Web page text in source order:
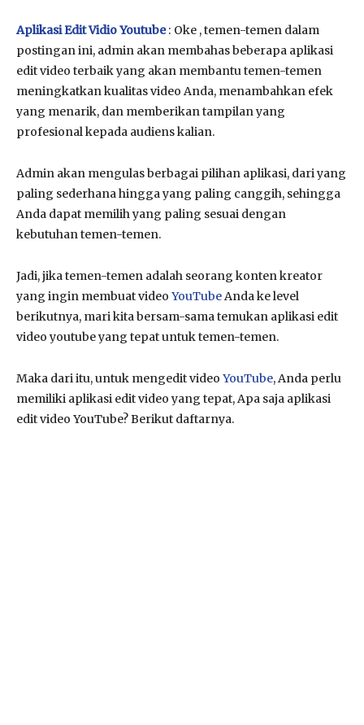
Aplikasi Edit Vidio Youtube : Oke , temen-temen dalam
postingan ini, admin akan membahas beberapa aplikasi
edit video terbaik yang akan membantu temen-temen
meningkatkan kualitas video Anda, menambahkan efek
yang menarik, dan memberikan tampilan yang
profesional kepada audiens kalian.
Admin akan mengulas berbagai pilihan aplikasi, dari yang
paling sederhana hingga yang paling canggih, sehingga
Anda dapat memilih yang paling sesuai dengan
kebutuhan temen-temen.
Jadi, jika temen-temen adalah seorang konten kreator
yang ingin membuat video YouTubeAnda ke level
berikutnya, mari kita bersam-sama temukan aplikasi edit
video youtube yang tepat untuk temen-temen.
Maka dari itu, untuk mengedit video YouTube, Anda perlu
memiliki aplikasi edit video yang tepat, Apa saja aplikasi
edit video YouTube? Berikut daftarnya.